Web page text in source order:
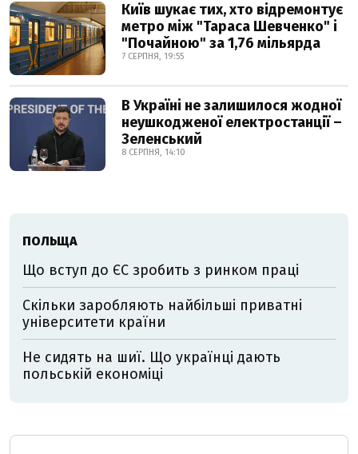
Київ шукає тих, хто відремонтує
метро між "Тараса Шевченко" і
"Почайною" за 1,76 мільярда
7 СЕРПНЯ, 19:55
В Україні не залишилося жодної
неушкодженої електростанції –
Зеленський
8 СЕРПНЯ, 14:10
ПОЛЬЩА
Що вступ до ЄС зробить з ринком праці
Скільки заробляють найбільші приватні
університети країни
Не сидять на шиї. Що українці дають
польській економіці